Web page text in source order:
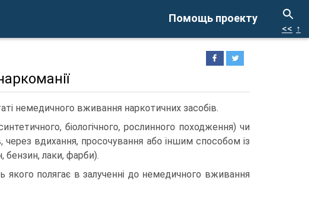
Помощь проекту
<< ↑
немедичного вживання наркотичних засобів.
біологічного, рослинного походження) чи
через вдихання, просочування або іншим способом із
лаки, фарби).
полягає в залученні до немедичного вживання